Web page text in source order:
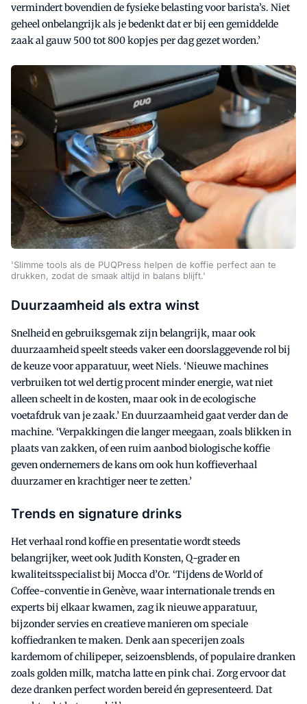
vermindert bovendien de fysieke belasting voor barista’s. Niet
geheel onbelangrijk als je bedenkt dat er bij een gemiddelde
zaak al gauw 500 tot 800 kopjes per dag gezet worden.’
'Slimme tools als de PUQPress helpen de koffie perfect aan te
drukken, zodat de smaak altijd in balans blijft.'
Duurzaamheid als extra winst
Snelheid en gebruiksgemak zijn belangrijk, maar ook
duurzaamheid speelt steeds vaker een doorslaggevende rol bij
de keuze voor apparatuur, weet Niels. ‘Nieuwe machines
verbruiken tot wel dertig procent minder energie, wat niet
alleen scheelt in de kosten, maar ook in de ecologische
voetafdruk van je zaak.’ En duurzaamheid gaat verder dan de
machine. ‘Verpakkingen die langer meegaan, zoals blikken in
plaats van zakken, of een ruim aanbod biologische koffie
geven ondernemers de kans om ook hun koffieverhaal
duurzamer en krachtiger neer te zetten.’
Trends en signature drinks
Het verhaal rond koffie en presentatie wordt steeds
belangrijker, weet ook Judith Konsten, Q-grader en
kwaliteitsspecialist bij Mocca d’Or. ‘Tijdens de World of
Coffee-conventie in Genève, waar internationale trends en
experts bij elkaar kwamen, zag ik nieuwe apparatuur,
bijzonder servies en creatieve manieren om speciale
koffiedranken te maken. Denk aan specerijen zoals
kardemom of chilipeper, seizoensblends, of populaire dranken
zoals golden milk, matcha latte en pink chai. Zorg ervoor dat
deze dranken perfect worden bereid én gepresenteerd. Dat